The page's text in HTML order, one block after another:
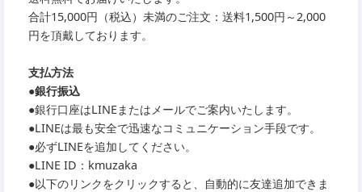
合計15,000円（税込）未満のご注文：送料1,500円～2,000
円を頂戴しております。
支払方法
●銀行振込
●銀行口座はLINEまたはメールでご案内いたします。
●LINEは最も安全で迅速なコミュニケーション手段です。
●必ずLINEを追加してください。
●LINE ID：kmuzaka
●以下のリンクをクリックすると、自動的に友達追加できま